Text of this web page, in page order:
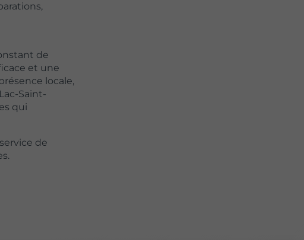
de
et une
locale,
Saint-
qui
de